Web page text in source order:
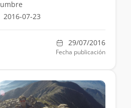
2016-07-23
29/07/2016
Fecha publicación